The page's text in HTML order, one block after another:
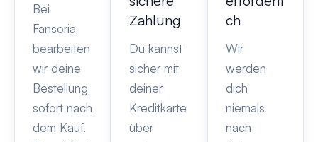
Bei
Fansoria
bearbeiten
wir deine
Bestellung
sofort nach
dem Kauf.
Zahlung
Du kannst
sicher mit
deiner
Kreditkarte
über
ch
Wir
werden
dich
niemals
nach